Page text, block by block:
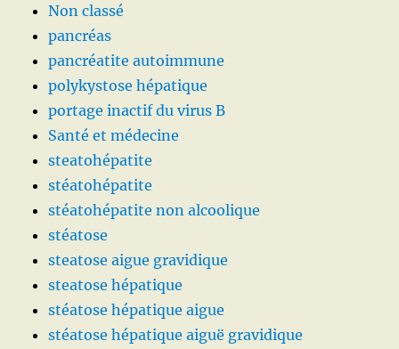
Non classé
pancréas
pancréatite autoimmune
polykystose hépatique
portage inactif du virus B
Santé et médecine
steatohépatite
stéatohépatite
stéatohépatite non alcoolique
stéatose
steatose aigue gravidique
steatose hépatique
stéatose hépatique aigue
stéatose hépatique aiguë gravidique